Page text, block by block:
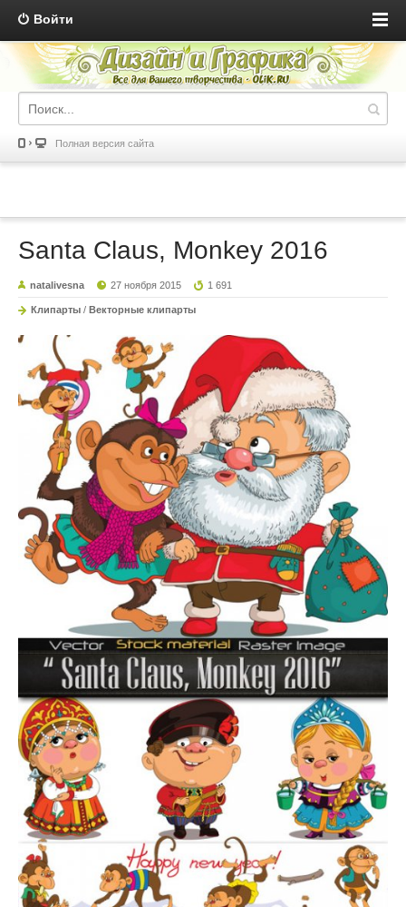
Войти
Полная версия сайта
Santa Claus, Monkey 2016
natalivesna 27 ноября 2015 1 691
Клипарты / Векторные клипарты